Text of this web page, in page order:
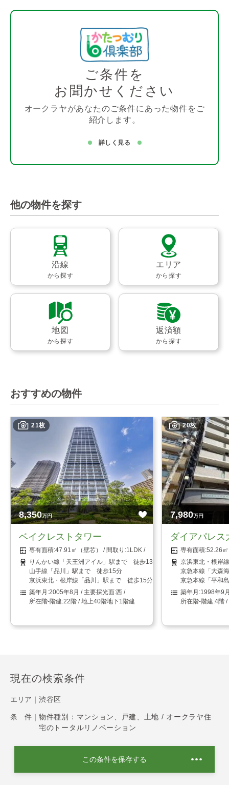
ご条件を
お聞かせください
オークラヤがあなたのご条件にあった物件をご
紹介します。
詳しく見る
他の物件を探す
沿線
から探す
エリア
から探す
地図
から探す
返済額
から探す
おすすめの物件
21枚
8,350万円
ベイクレストタワー
47.91㎡（壁芯）
1LDK
りんかい線「天王洲アイル」駅まで 徒歩13分
山手線「品川」駅まで 徒歩15分
京浜東北・根岸線「品川」駅まで 徒歩15分
2005年8月
西
22階 / 地上40階地下1階建
20枚
7,980万円
ダイアパレス
52.26
京浜東北・根岸
京急本線「大森
京急本線「平和
1998年9
4階 /
現在の検索条件
エリア｜ 渋谷区
条 件｜ 物件種別：マンション、戸建、土地 / オークラヤ住
宅のトータルリノベーション
この条件を保存する